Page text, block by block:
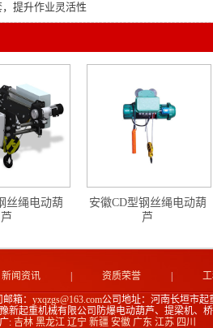
提升作业灵活性
丝绳电动葫
芦
安徽CD型钢丝绳电动葫
芦
新闻资讯 资质荣誉
箱： yxqzgs@163.com公司地址：河南长垣市起
起重机械有限公司防爆电动葫芦、提梁机、
: 吉林 黑龙江 辽宁 新疆 安徽 广东 江苏 四川